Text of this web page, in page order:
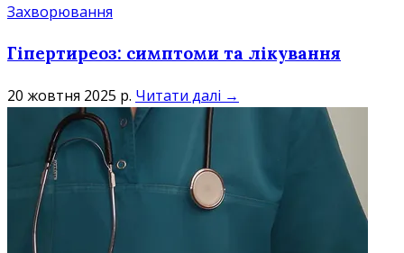
Захворювання
Гіпертиреоз: симптоми та лікування
20 жовтня 2025 р. Читати далі →